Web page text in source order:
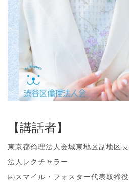
【講話者】
東京都倫理法人会城東地区副地区長
法人レクチャラー
㈱スマイル・フォスター代表取締役